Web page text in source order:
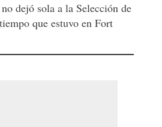
dejó sola a la Selección de
que estuvo en Fort